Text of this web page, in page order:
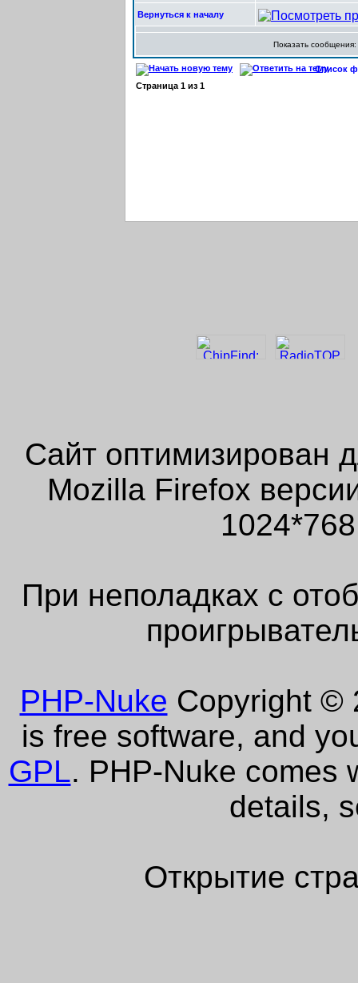
Вернуться к началу
Показать сообщения:
Список
Страница 1 из 1
Сайт оптимизирован
Mozilla Firefox
При неполадках с
PHP-Nuke Copyright ©
is free software, and
GPL. PHP-Nuke comes
details,
Открытие